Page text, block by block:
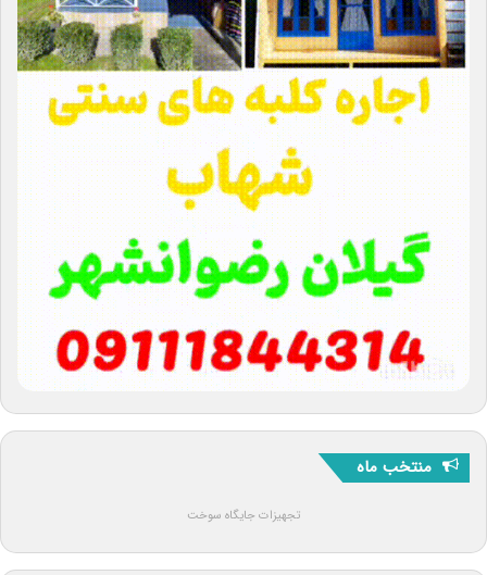
منتخب ماه
تجهیزات جایگاه سوخت